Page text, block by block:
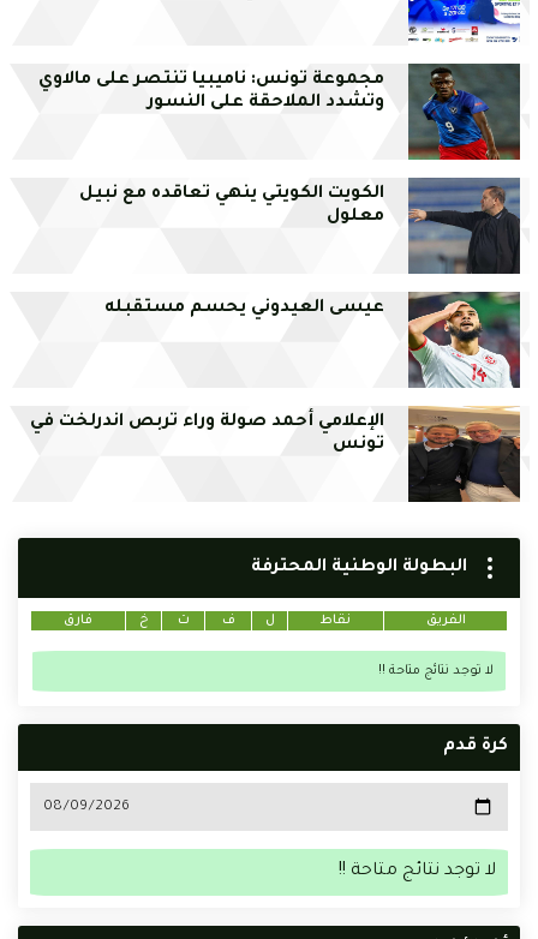
مجموعة تونس: ناميبيا تنتصر على مالاوي
وتشدد الملاحقة على النسور
الكويت الكويتي ينهي تعاقده مع نبيل
معلول
عيسى العيدوني يحسم مستقبله
الإعلامي أحمد صولة وراء تربص اندرلخت في
تونس
البطولة الوطنية المحترفة
الفريق نقاط ل ف ت خ فارق
لا توجد نتائج متاحة !!
كرة قدم
لا توجد نتائج متاحة !!